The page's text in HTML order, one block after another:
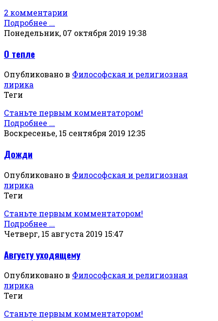
2 комментарии
Подробнее ...
Понедельник, 07 октября 2019 19:38
О тепле
Опубликовано в Философская и религиозная
лирика
Теги
Станьте первым комментатором!
Подробнее ...
Воскресенье, 15 сентября 2019 12:35
Дожди
Опубликовано в Философская и религиозная
лирика
Теги
Станьте первым комментатором!
Подробнее ...
Четверг, 15 августа 2019 15:47
Августу уходящему
Опубликовано в Философская и религиозная
лирика
Теги
Станьте первым комментатором!